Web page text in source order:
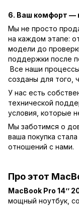
6. Ваш комфорт —
Мы не просто
на каждом этапе:
модели до
поддержки после
Все наши
созданы для того,
У нас есть
технической
условия, которые
Мы заботимся о
ваша покупка
отношений с нами.
Про этот
MacBook Pro 14’’
мощный ноутбук,